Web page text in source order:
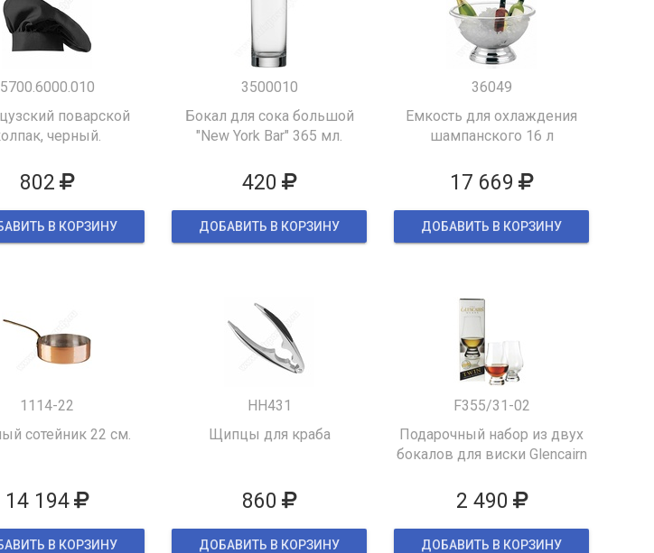
5700.6000.010
поварской
черный.
802
В КОРЗИНУ
3500010
Бокал для сока большой
"New York Bar" 365 мл.
420
ДОБАВИТЬ В КОРЗИНУ
36049
Емкость для охлаждения
шампанского 16 л
17 669
ДОБАВИТЬ В КОРЗИНУ
1114-22
сотейник 22 см.
14 194
В КОРЗИНУ
HH431
Щипцы для краба
860
ДОБАВИТЬ В КОРЗИНУ
F355/31-02
Подарочный набор из двух
бокалов для виски Glencairn
2 490
ДОБАВИТЬ В КОРЗИНУ